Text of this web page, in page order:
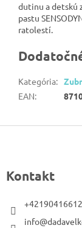
dutinu a detskú
pastu
ratolestí.
Kategória:
EAN:
Z
p
äKontakt